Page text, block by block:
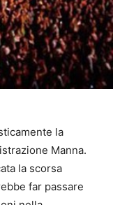
la
Manna.
la scorsa
far passare